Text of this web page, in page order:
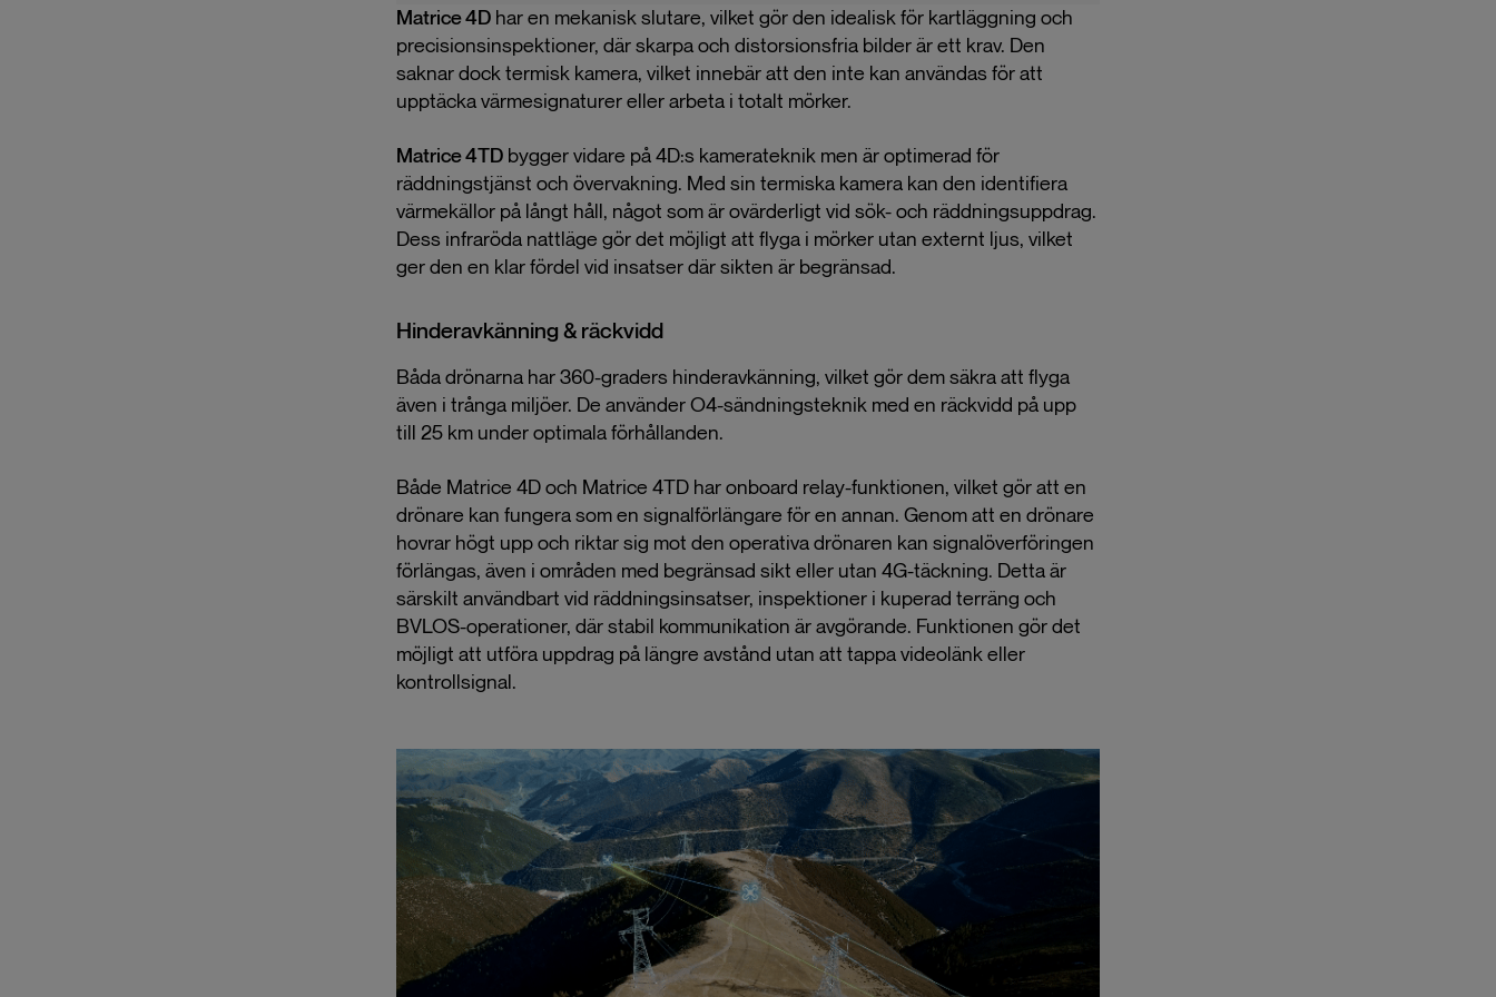
Matrice 4Dhar en mekanisk slutare, vilket gör den idealisk för kartläggning och
precisionsinspektioner, där skarpa och distorsionsfria bilder är ett krav. Den
saknar dock termisk kamera, vilket innebär att den inte kan användas för att
upptäcka värmesignaturer eller arbeta i totalt mörker.
Matrice 4TDbygger vidare på 4D:s kamerateknik men är optimerad för
räddningstjänst och övervakning. Med sin termiska kamera kan den identifiera
värmekällor på långt håll, något som är ovärderligt vid sök- och räddningsuppdrag.
Dess infraröda nattläge gör det möjligt att flyga i mörker utan externt ljus, vilket
ger den en klar fördel vid insatser där sikten är begränsad.
Hinderavkänning & räckvidd
Båda drönarna har 360-graders hinderavkänning, vilket gör dem säkra att flyga
även i trånga miljöer. De använder O4-sändningsteknik med en räckvidd på upp
till 25 km under optimala förhållanden.
Både Matrice 4D och Matrice 4TD har onboard relay-funktionen, vilket gör att en
drönare kan fungera som en signalförlängare för en annan. Genom att en drönare
hovrar högt upp och riktar sig mot den operativa drönaren kan signalöverföringen
förlängas, även i områden med begränsad sikt eller utan 4G-täckning. Detta är
särskilt användbart vid räddningsinsatser, inspektioner i kuperad terräng och
BVLOS-operationer, där stabil kommunikation är avgörande. Funktionen gör det
möjligt att utföra uppdrag på längre avstånd utan att tappa videolänk eller
kontrollsignal.